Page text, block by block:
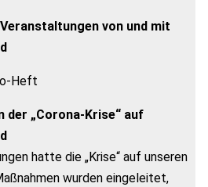
von und mit
Heft
der „Corona-Krise“ auf
hatte die „Krise“ auf unseren
wurden eingeleitet,